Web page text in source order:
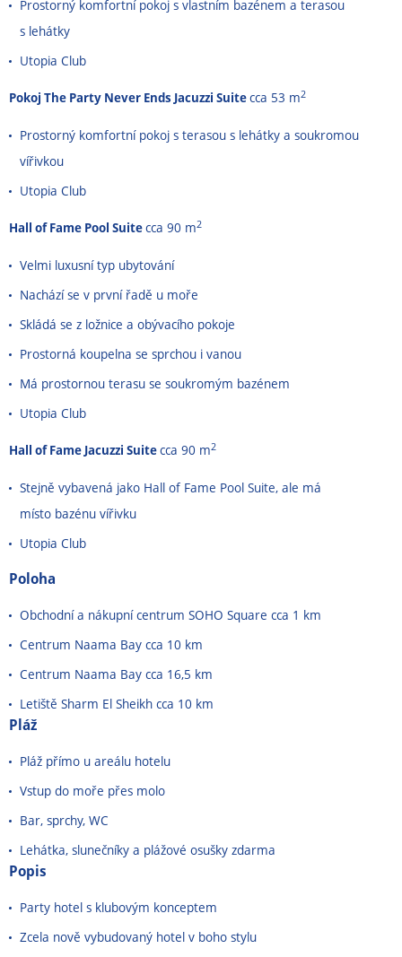
Prostorný komfortní pokoj s vlastním bazénem a terasou
s lehátky
Utopia Club
Pokoj The Party Never Ends Jacuzzi Suitecca 53 m2
Prostorný komfortní pokoj s terasou s lehátky a soukromou
vířivkou
Utopia Club
Hall of Fame Pool Suitecca 90 m2
Velmi luxusní typ ubytování
Nachází se v první řadě u moře
Skládá se z ložnice a obývacího pokoje
Prostorná koupelna se sprchou i vanou
Má prostornou terasu se soukromým bazénem
Utopia Club
Hall of Fame Jacuzzi Suitecca 90 m2
Stejně vybavená jako Hall of Fame Pool Suite, ale má
místo bazénu vířivku
Utopia Club
Poloha
Obchodní a nákupní centrum SOHO Square cca 1 km
Centrum Naama Bay cca 10 km
Centrum Naama Bay cca 16,5 km
Letiště Sharm El Sheikh cca 10 km
Pláž
Pláž přímo u areálu hotelu
Vstup do moře přes molo
Bar, sprchy, WC
Lehátka, slunečníky a plážové osušky zdarma
Popis
Party hotel s klubovým konceptem
Zcela nově vybudovaný hotel v boho stylu